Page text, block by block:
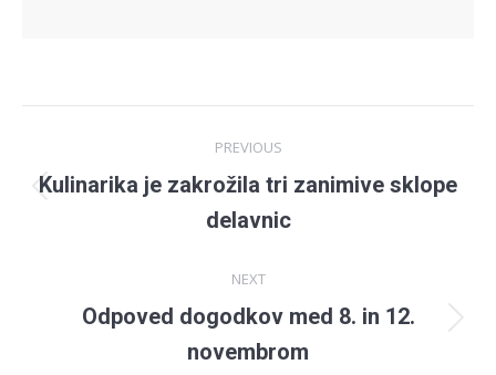
navigation
PREVIOUS
Previous
post:
Kulinarika je zakrožila tri zanimive sklope
delavnic
NEXT
Next
post:
Odpoved dogodkov med 8. in 12.
novembrom